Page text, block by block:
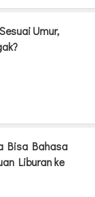
Umur,
Bisa Bahasa
Liburan ke